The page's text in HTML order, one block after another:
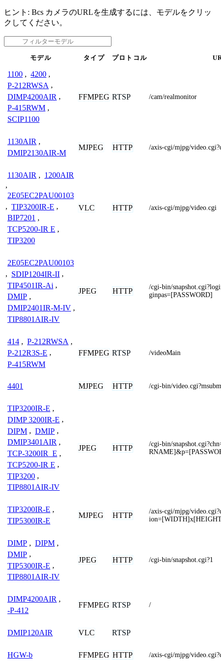
ヒント: Bcs カメラのURLを生成するには、モデルをクリッ
クしてください。
モデル タイプ プロトコル
1100 , 4200 ,
P-212RWSA ,
DIMP4200AIR ,
P-415RWM ,
SCIP1100
FFMPEG RTSP /cam/realmonitor
1130AIR ,
DMIP2130AIR-M
MJPEG HTTP /axis-cgi/mjpg/
1130AIR , 1200AIR
,
2E05EC2PAU00103
, TIP3200IR-E ,
BIP7201 ,
TCP5200-IR E ,
TIP3200
VLC HTTP /axis-cgi/mjpg/video.cgi
2E05EC2PAU00103
, SDIP1204IR-II ,
TIP4501IR-Ai ,
DMIP ,
DMIP2401IR-M-IV ,
TIP8801AIR-IV
JPEG HTTP
/cgi-bin/
ginpas=[PASSWORD]
414 , P-212RWSA ,
P-212R3S-E ,
P-415RWM
FFMPEG RTSP /videoMain
4401 MJPEG HTTP /cgi-bin/
TIP3200IR-E ,
DIMP 3200IR-E ,
DIPM , DMIP ,
DMIP3401AIR ,
TCP-3200IR_E ,
TCP5200-IR E ,
TIP3200 ,
TIP8801AIR-IV
JPEG HTTP
/cgi-bin/
TIP3200IR-E ,
TIP5300IR-E
MJPEG HTTP
/axis-cgi/mjpg/
DIMP , DIPM ,
DMIP ,
TIP5300IR-E ,
TIP8801AIR-IV
JPEG HTTP /cgi-bin/snapshot.cgi?1
DIMP4200AIR ,
-P-412
FFMPEG RTSP /
DMIP120AIR VLC RTSP
HGW-b FFMPEG HTTP /axis-cgi/mjpg/